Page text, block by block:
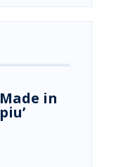
in